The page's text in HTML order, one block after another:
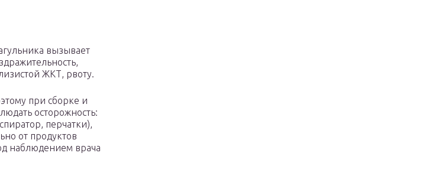
вызывает
ЖКТ, рвоту.
при сборке и
осторожность:
перчатки),
от продуктов
наблюдением врача